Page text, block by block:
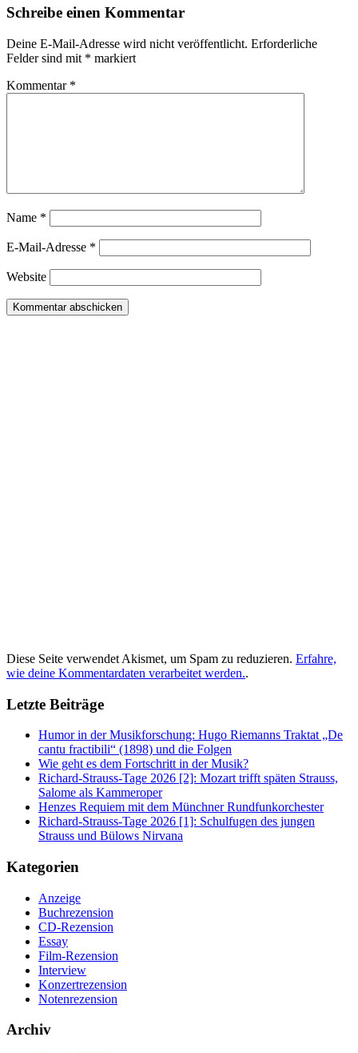
Schreibe einen Kommentar
Deine E-Mail-Adresse wird nicht veröffentlicht. Erforderliche
Felder sind mit * markiert
Kommentar *
Name *
E-Mail-Adresse *
Website
Diese Seite verwendet Akismet, um Spam zu reduzieren. Erfahre,
wie deine Kommentardaten verarbeitet werden..
Letzte Beiträge
Humor in der Musikforschung: Hugo Riemanns Traktat „De
cantu fractibili“ (1898) und die Folgen
Wie geht es dem Fortschritt in der Musik?
Richard-Strauss-Tage 2026 [2]: Mozart trifft späten Strauss,
Salome als Kammeroper
Henzes Requiem mit dem Münchner Rundfunkorchester
Richard-Strauss-Tage 2026 [1]: Schulfugen des jungen
Strauss und Bülows Nirvana
Kategorien
Anzeige
Buchrezension
CD-Rezension
Essay
Film-Rezension
Interview
Konzertrezension
Notenrezension
Archiv